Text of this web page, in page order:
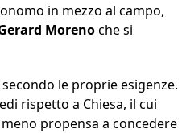
in mezzo al campo,
Morenoche si
le proprie esigenze.
rispetto a Chiesa, il cui
propensa a concedere